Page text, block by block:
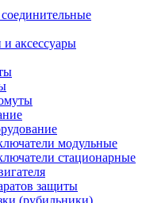
аксессуары
модульные
стационарные
защиты
(рубильники)